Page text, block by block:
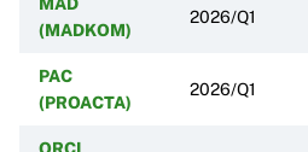
(MADKOM)
2026/Q1
PAC
(PROACTA)
2026/Q1
ORCL